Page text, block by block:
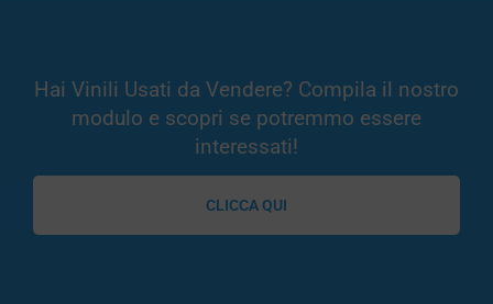
Hai Vinili Usati da Vendere? Compila il nostro
modulo e scopri se potremmo essere
interessati!
CLICCA QUI